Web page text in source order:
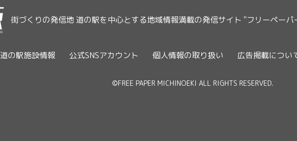
街づくりの発信地 道の駅を中心とする地域情報満載の発信サイト "フリーペーパ
道の駅施設情報 公式SNSアカウント 個人情報の取り扱い 広告掲載につい
©FREE PAPER MICHINOEKI ALL RIGHTS RESERVED.